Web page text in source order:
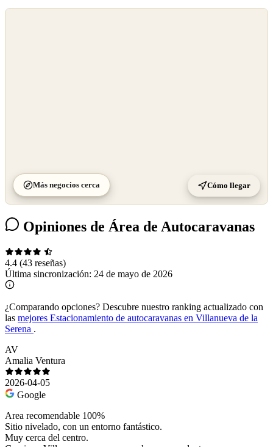
Más negocios cerca Cómo llegar
Opiniones de Área de Autocaravanas
4.4 (43 reseñas)
Última sincronización: 24 de mayo de 2026
¿Comparando opciones? Descubre nuestro ranking actualizado con
las mejores Estacionamiento de autocaravanas en Villanueva de la
Serena .
AV
Amalia Ventura
2026-04-05
Google
Area recomendable 100%
Sitio nivelado, con un entorno fantástico.
Muy cerca del centro.